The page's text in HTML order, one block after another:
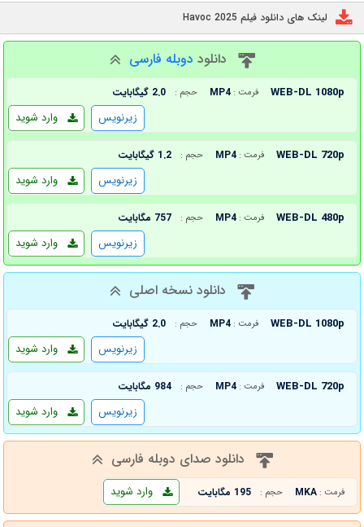
لینک های دانلود فیلم Havoc 2025
دانلود دوبله فارسی
WEB-DL 1080p فرمت : MP4 حجم : 2.0 گیگابایت
وارد شوید زیرنویس
WEB-DL 720p فرمت : MP4 حجم : 1.2 گیگابایت
وارد شوید زیرنویس
WEB-DL 480p فرمت : MP4 حجم : 757 مگابایت
وارد شوید زیرنویس
دانلود نسخه اصلی
WEB-DL 1080p فرمت : MP4 حجم : 2.0 گیگابایت
وارد شوید زیرنویس
WEB-DL 720p فرمت : MP4 حجم : 984 مگابایت
وارد شوید زیرنویس
دانلود صدای دوبله فارسی
فرمت : MKA حجم : 195 مگابایت وارد شوید